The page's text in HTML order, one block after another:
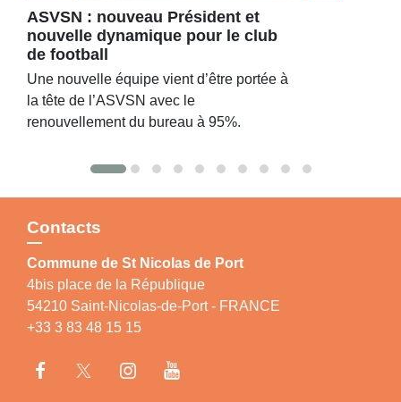
ASVSN : nouveau Président et
nouvelle dynamique pour le club
de football
Une nouvelle équipe vient d’être portée à
la tête de l’ASVSN avec le
renouvellement du bureau à 95%.
Contacts
Commune de St Nicolas de Port
4bis place de la République
54210 Saint-Nicolas-de-Port - FRANCE
+33 3 83 48 15 15